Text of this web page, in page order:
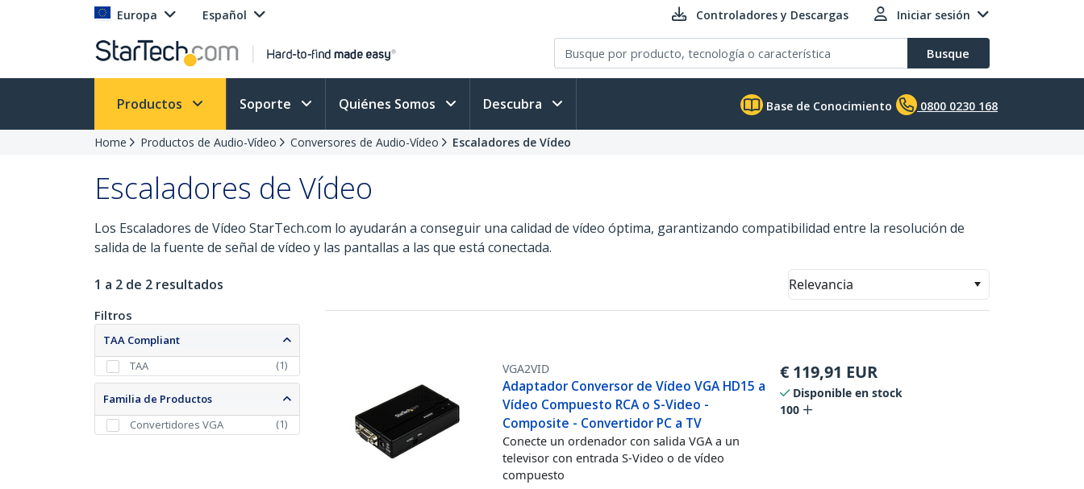
Europa Español Controladores y Descargas Iniciar sesión
Busque
Productos Soporte Quiénes Somos Descubra Base de Conocimiento 0800 0230 168
Home Productos de Audio-Vídeo Conversores de Audio-Vídeo Escaladores de Vídeo
Escaladores de Vídeo
Los Escaladores de Vídeo StarTech.com lo ayudarán a conseguir una calidad de vídeo óptima, garantizando compatibilidad entre la resolución de
salida de la fuente de señal de vídeo y las pantallas a las que está conectada.
1 a 2 de 2 resultados Relevancia
Filtros
TAA Compliant
TAA
(1)
Familia de Productos
Convertidores VGA
(1)
VGA2VID
Adaptador Conversor de Vídeo VGA HD15 a
Vídeo Compuesto RCA o S-Video -
Composite - Convertidor PC a TV
Conecte un ordenador con salida VGA a un
televisor con entrada S-Video o de vídeo
compuesto
€ 119,91 EUR
Disponible en stock
100